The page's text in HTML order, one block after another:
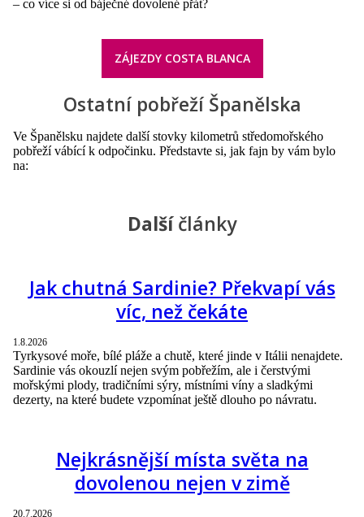
– co více si od báječné dovolené přát?
ZÁJEZDY COSTA BLANCA
Ostatní pobřeží Španělska
Ve Španělsku najdete další stovky kilometrů středomořského
pobřeží vábící k odpočinku. Představte si, jak fajn by vám bylo
na:
Dalšíčlánky
Jak chutná Sardinie? Překvapí vás
víc, než čekáte
1.8.2026
Tyrkysové moře, bílé pláže a chutě, které jinde v Itálii nenajdete.
Sardinie vás okouzlí nejen svým pobřežím, ale i čerstvými
mořskými plody, tradičními sýry, místními víny a sladkými
dezerty, na které budete vzpomínat ještě dlouho po návratu.
Nejkrásnější místa světa na
dovolenou nejen v zimě
20.7.2026